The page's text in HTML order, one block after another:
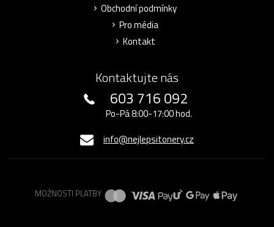
Obchodní podmínky
Pro média
Kontakt
Kontaktujte nás
603 716 092
Po-Pá 8:00-17:00 hod.
info@nejlepsitonery.cz
MOŽNOSTI PLATBY